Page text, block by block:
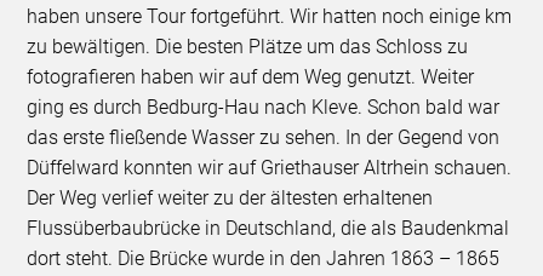
haben unsere Tour fortgeführt. Wir hatten noch einige km
zu bewältigen. Die besten Plätze um das Schloss zu
fotografieren haben wir auf dem Weg genutzt. Weiter
ging es durch Bedburg-Hau nach Kleve. Schon bald war
das erste fließende Wasser zu sehen. In der Gegend von
Düffelward konnten wir auf Griethauser Altrhein schauen.
Der Weg verlief weiter zu der ältesten erhaltenen
Flussüberbaubrücke in Deutschland, die als Baudenkmal
dort steht. Die Brücke wurde in den Jahren 1863 – 1865